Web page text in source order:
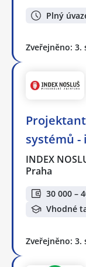
Plný
Zveřejněno: 3.
systémů -
INDEX
Praha
30 000 –
Vhodné
Zveřejněno: 3.